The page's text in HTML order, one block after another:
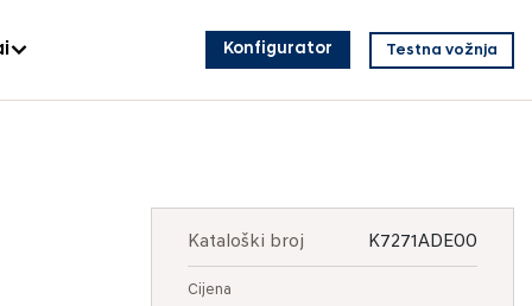
Konfigurator Testna vožnja
Kataloški broj K7271ADE00
Cijena